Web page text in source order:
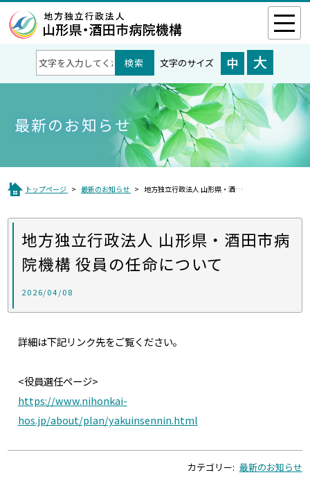
文字のサイズ
最新のお知らせ
トップページ 最新のお知らせ 地方独立行政法人 山形県・酒田市病院機構 役員の任命について
地方独立行政法人 山形県・酒田市病
院機構 役員の任命について
2026/04/08
詳細は下記リンク先をご覧ください。
<役員選任ページ>
https://www.nihonkai-
hos.jp/about/plan/yakuinsennin.html
カテゴリー: 最新のお知らせ